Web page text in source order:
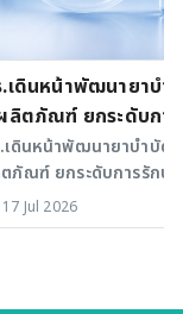
เดินหน้าพัฒนายาบำ
ลิตภัณฑ์ ยกระดับกา
ร็งและ SLE
เดินหน้าพัฒนายาบำบัด
ภัณฑ์ ยกระดับการรักษา
พร้อมเร่ง Medical AI
เทศไทย
17 Jul 2026